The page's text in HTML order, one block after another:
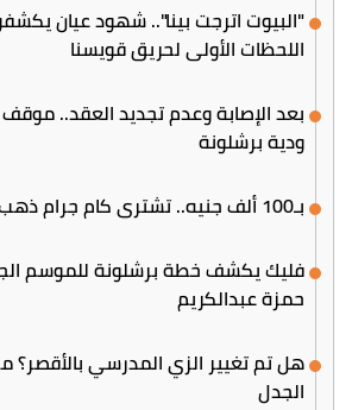
"البيوت اترجت بينا".. شهود عيان
اللحظات الأولى لحريق قويسنا
بعد الإصابة وعدم تجديد العقد..
ودية برشلونة
بـ100 ألف جنيه.. تشتري كام جرام ذهب من كل عيار اليوم؟
فليك يكشف خطة برشلونة للموسم
حمزة عبدالكريم
هل تم تغيير الزي المدرسي بالأقصر؟
الجدل